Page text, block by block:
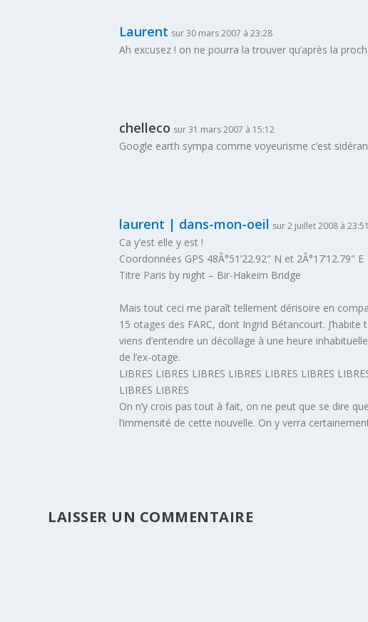
Laurent sur 30 mars 2007 à 23:28
Ah excusez ! on ne pourra la trouver qu’après la
chelleco sur 31 mars 2007 à 15:12
Google earth sympa comme voyeurisme c’est
laurent | dans-mon-oeil sur 2 juillet 2008 à 23:51
Ca y’est elle y est !
Coordonnées GPS 48Â°51’22.92″ N et 2Â°17’12.79″ E
Titre Paris by night – Bir-Hakeim Bridge
Mais tout ceci me paraît tellement dérisoire en
15 otages des FARC, dont Ingrid Bétancourt.
viens d’entendre un décollage à une heure
de l’ex-otage.
LIBRES LIBRES LIBRES LIBRES LIBRES LIBRES
LIBRES LIBRES
On n’y crois pas tout à fait, on ne peut que se dire
l’immensité de cette nouvelle. On y verra
LAISSER UN COMMENTAIRE